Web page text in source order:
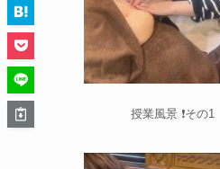
授業風景 ❗️その1